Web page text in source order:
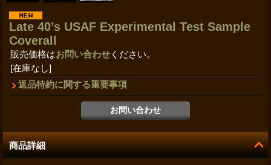
Late 40’s USAF Experimental Test Sample
Coverall
販売価格はお問い合わせ ください。
[在庫なし]
返品特約に関する重要事項
商品詳細